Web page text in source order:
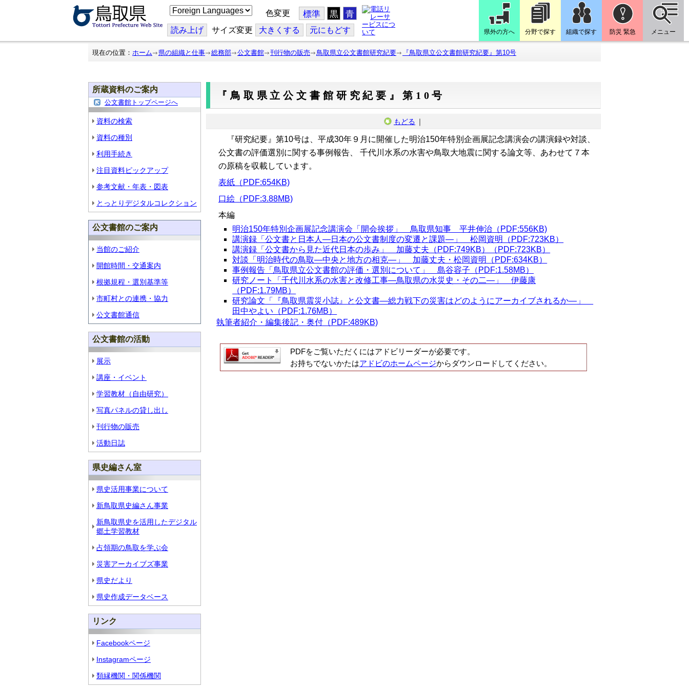
こ
の
ジ
を
翻
色変更 標準 黒 青
読み上げ サイズ変更 大きくする 元にもどす 県外の方へ 分野で探す 組織で探す 防災 緊急 メニュー
現在の位置： ホーム 県の組織と仕事 総務部 公文書館 刊行物の販売 鳥取県立公文書館研究紀要 『鳥取県立公文書館研究紀要』第10号
所蔵資料のご案内
公文書館トップページへ
資料の検索
資料の種別
利用手続き
注目資料ピックアップ
参考文献・年表・図表
とっとりデジタルコレクション
公文書館のご案内
当館のご紹介
開館時間・交通案内
根拠規程・選別基準等
市町村との連携・協力
公文書館通信
公文書館の活動
展示
講座・イベント
学習教材（自由研究）
写真パネルの貸し出し
刊行物の販売
活動日誌
県史編さん室
県史活用事業について
新鳥取県史編さん事業
新鳥取県史を活用したデジタル
郷土学習教材
占領期の鳥取を学ぶ会
災害アーカイブズ事業
県史だより
県史作成データベース
リンク
Facebookページ
Instagramページ
類縁機関・関係機関
『鳥取県立公文書館研究紀要』第10号
もどる ｜
『研究紀要』第10号は、平成30年９月に開催した明治150年特別企画展記念講演会の講演録や対談、
公文書の評価選別に関する事例報告、 千代川水系の水害や鳥取大地震に関する論文等、あわせて７本
の原稿を収載しています。
表紙（PDF:654KB)
口絵（PDF:3.88MB)
本編
明治150年特別企画展記念講演会「開会挨拶」 鳥取県知事 平井伸治（PDF:556KB)
講演録「公文書と日本人―日本の公文書制度の変遷と課題―」 松岡資明（PDF:723KB）
講演録「公文書から見た近代日本の歩み」 加藤丈夫（PDF:749KB）（PDF:723KB）
対談「明治時代の鳥取―中央と地方の相克―」 加藤丈夫・松岡資明（PDF:634KB）
事例報告「鳥取県立公文書館の評価・選別について」 島谷容子（PDF:1.58MB）
研究ノート「千代川水系の水害と改修工事―鳥取県の水災史・その二―」 伊藤康
（PDF:1.79MB）
研究論文「『鳥取県震災小誌』と公文書―総力戦下の災害はどのようにアーカイブされるか―」
田中やよい（PDF:1.76MB）
執筆者紹介・編集後記・奥付（PDF:489KB)
PDFをご覧いただくにはアドビリーダーが必要です。
お持ちでないかたはアドビのホームページからダウンロードしてください。